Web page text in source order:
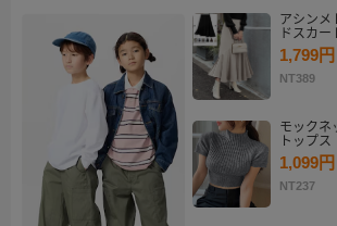
アシンメ
ドスカー
1,799円
NT389
モックネ
トップス
1,099円
NT237